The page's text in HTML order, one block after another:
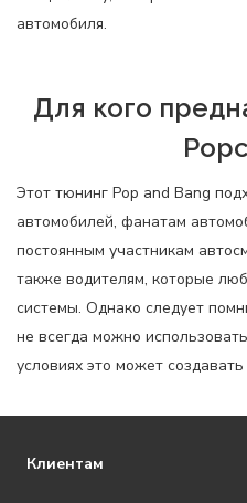
автомобиля.
Для кого
Этот тюнинг Pop and Bang
автомобилей, фанатам
постоянным участникам
также водителям, которые
системы. Однако следует
не всегда можно
условиях это может
Клиентам